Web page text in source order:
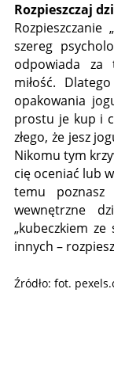
Rozpieszczaj
Rozpieszczanie
szereg
odpowiada za
miłość.
opakowania
prostu je kup i
złego, że jesz
Nikomu tym
cię oceniać lub
temu poznasz
wewnętrzne
„kubeczkiem
innych –
Źródło: fot.